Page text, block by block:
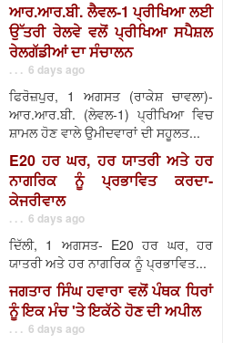
ਆਰ.ਆਰ.ਬੀ. ਲੈਵਲ-1 ਪ੍ਰੀਖਿਆ ਲਈ
ਉੱਤਰੀ ਰੇਲਵੇ ਵਲੋਂ ਪ੍ਰੀਖਿਆ ਸਪੈਸ਼ਲ
ਰੇਲਗੱਡੀਆਂ ਦਾ ਸੰਚਾਲਨ
. . . 6 days ago
ਫਿਰੋਜ਼ਪੁਰ, 1 ਅਗਸਤ (ਰਾਕੇਸ਼ ਚਾਵਲਾ)-
ਆਰ.ਆਰ.ਬੀ. (ਲੇਵਲ-1) ਪ੍ਰੀਖਿਆ ਵਿਚ
ਸ਼ਾਮਲ ਹੋਣ ਵਾਲੇ ਉਮੀਦਵਾਰਾਂ ਦੀ ਸਹੂਲਤ...
E20 ਹਰ ਘਰ, ਹਰ ਯਾਤਰੀ ਅਤੇ ਹਰ
ਨਾਗਰਿਕ ਨੂੰ ਪ੍ਰਭਾਵਿਤ ਕਰਦਾ-
ਕੇਜਰੀਵਾਲ
. . . 6 days ago
ਦਿੱਲੀ, 1 ਅਗਸਤ- E20 ਹਰ ਘਰ, ਹਰ
ਯਾਤਰੀ ਅਤੇ ਹਰ ਨਾਗਰਿਕ ਨੂੰ ਪ੍ਰਭਾਵਿਤ...
ਜਗਤਾਰ ਸਿੰਘ ਹਵਾਰਾ ਵਲੋਂ ਪੰਥਕ ਧਿਰਾਂ
ਨੂੰ ਇਕ ਮੰਚ 'ਤੇ ਇਕੱਠੇ ਹੋਣ ਦੀ ਅਪੀਲ
. . . 6 days ago